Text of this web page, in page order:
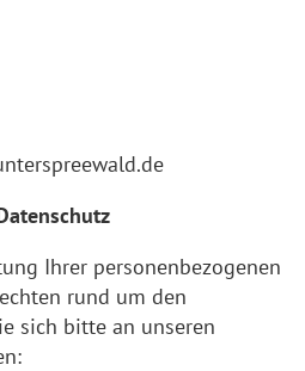
Ihrer personenbezogenen
rund um den
sich bitte an unseren